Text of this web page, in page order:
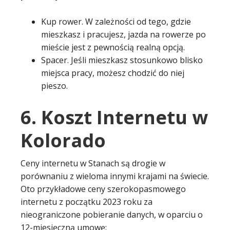
Kup rower. W zależności od tego, gdzie
mieszkasz i pracujesz, jazda na rowerze po
mieście jest z pewnością realną opcją.
Spacer. Jeśli mieszkasz stosunkowo blisko
miejsca pracy, możesz chodzić do niej
pieszo.
6. Koszt Internetu w
Kolorado
Ceny internetu w Stanach są drogie w
porównaniu z wieloma innymi krajami na świecie.
Oto przykładowe ceny szerokopasmowego
internetu z początku 2023 roku za
nieograniczone pobieranie danych, w oparciu o
12-miesięczną umowę: